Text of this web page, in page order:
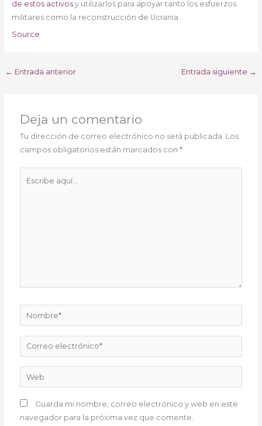
de estos activosy utilizarlos para apoyar tanto los esfuerzos
militares como la reconstrucción de Ucrania.
Source
← Entrada anterior Entrada siguiente →
Deja un comentario
Tu dirección de correo electrónico no será publicada. Los
campos obligatorios están marcados con*
Nombre*
Correo
electrónico*
Web
Guarda mi nombre, correo electrónico y web en este
navegador para la próxima vez que comente.